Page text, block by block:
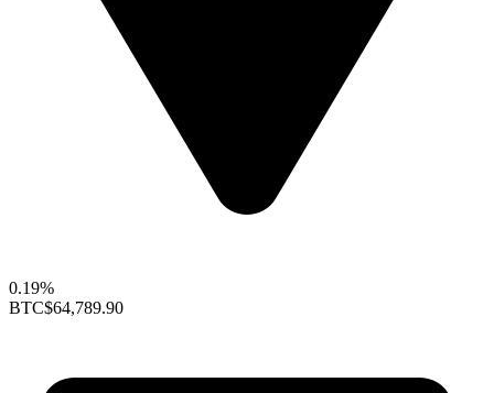
0.19%
BTC$64,789.90